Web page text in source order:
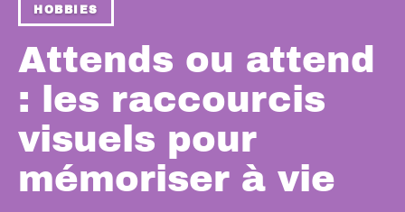
HOBBIES
Attends ou attend
: les raccourcis
visuels pour
mémoriser à vie